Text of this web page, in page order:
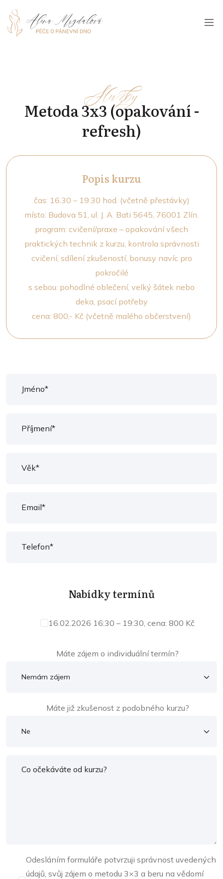
Služby
Metoda 3x3 (opakování -
refresh)
Popis kurzu
čas: 16.30 – 19.30 hod. (včetně přestávky)
místo: Budova 51, ul. J. A. Bati 5645, 76001 Zlín.
program: cvičení/praxe – opakování všech
praktických technik z kurzu, kontrola správnosti
cvičení, sdílení zkušeností, bonusy navíc pro
pokročilé
s sebou: pohodlné oblečení, velký šátek nebo
deka, psací potřeby
cena: 800,- Kč (včetně malého občerstvení)
Nabídky termínů
16.02.2026 16:30 – 19:30, cena: 800 Kč
Máte zájem o individuální termín?
Máte již zkušenost z podobného kurzu?
Odesláním formuláře potvrzuji správnost uvedených
údajů, svůj zájem o metodu 3×3 a beru na vědomí